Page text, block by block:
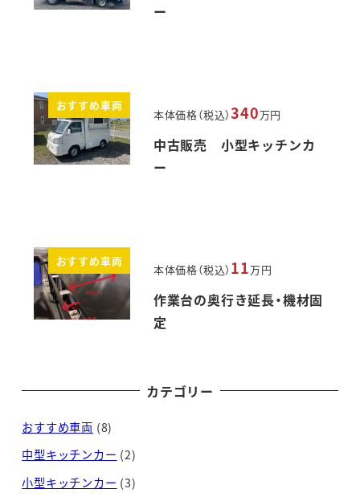
ー
おすすめ車両
本体価格（税込）340万円
中古販売 小型キッチンカ
ー
おすすめ車両
本体価格（税込） 11万円
作業台の奥行き延長・機材固
定
カテゴリー
おすすめ車両 (8)
中型キッチンカー (2)
小型キッチンカー (3)